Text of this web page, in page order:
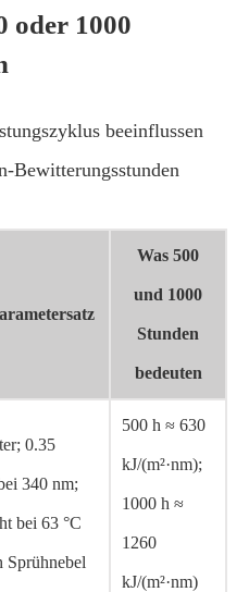
oder 1000
beeinflussen
Bewitterungsstunden
Was 500
und 1000
Stunden
bedeuten
0.35
340 nm;
bei 63 °C
Sprühnebel
500 h ≈ 630
kJ/(m²·nm);
1000 h ≈
1260
kJ/(m²·nm)